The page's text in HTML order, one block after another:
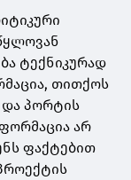
ტექნიკურად
თითქოს
და პორტის
არ
ფაქტებით